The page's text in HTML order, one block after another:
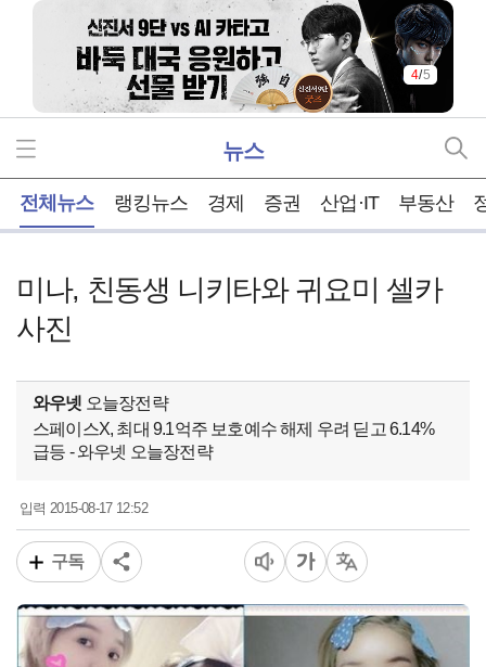
4/5
뉴스
전체뉴스 랭킹뉴스 경제 증권 산업·IT 부동산
미나, 친동생 니키타와 귀요미 셀카
사진
와우넷 오늘장전략
스페이스X, 최대 9.1억주 보호예수 해제 우려 딛고 6.14%
급등 - 와우넷 오늘장전략
입력2015-08-17 12:52
구독